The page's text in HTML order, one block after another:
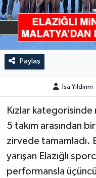
Paylaş
İsa Yıldırım
Kızlar
5 takım arasından
zirvede tamamladı.
yarışan Elazığlı
performansla
MAGAZİN
MEDYA
ÖZEL HABER
POLİTİKA
SAĞLIK
SPOR